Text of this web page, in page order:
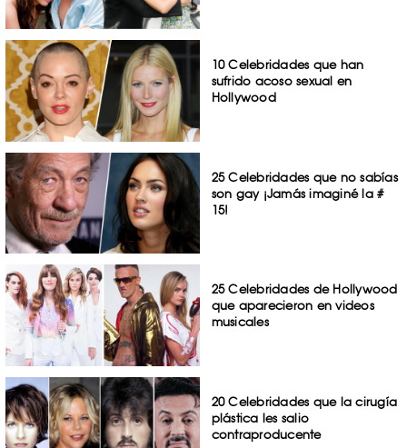
10 Celebridades que han
sufrido acoso sexual en
Hollywood
25 Celebridades que no sabías
son gay ¡Jamás imaginé la #
15!
25 Celebridades de Hollywood
que aparecieron en videos
musicales
20 Celebridades que la cirugía
plástica les salio
contraproducente